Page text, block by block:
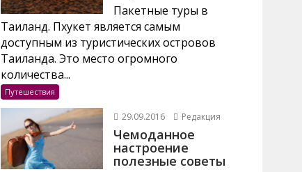
Пакетные туры в
Таиланд. Пхукет является самым
доступным из туристических островов
Таиланда. Это место огромного
количества...
Путешествия
29.09.2016 Редакция
Чемоданное
настроение
полезные советы